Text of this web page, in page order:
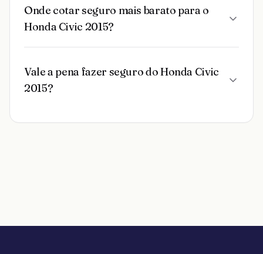
Onde cotar seguro mais barato para o
Honda Civic 2015?
Vale a pena fazer seguro do Honda Civic
2015?